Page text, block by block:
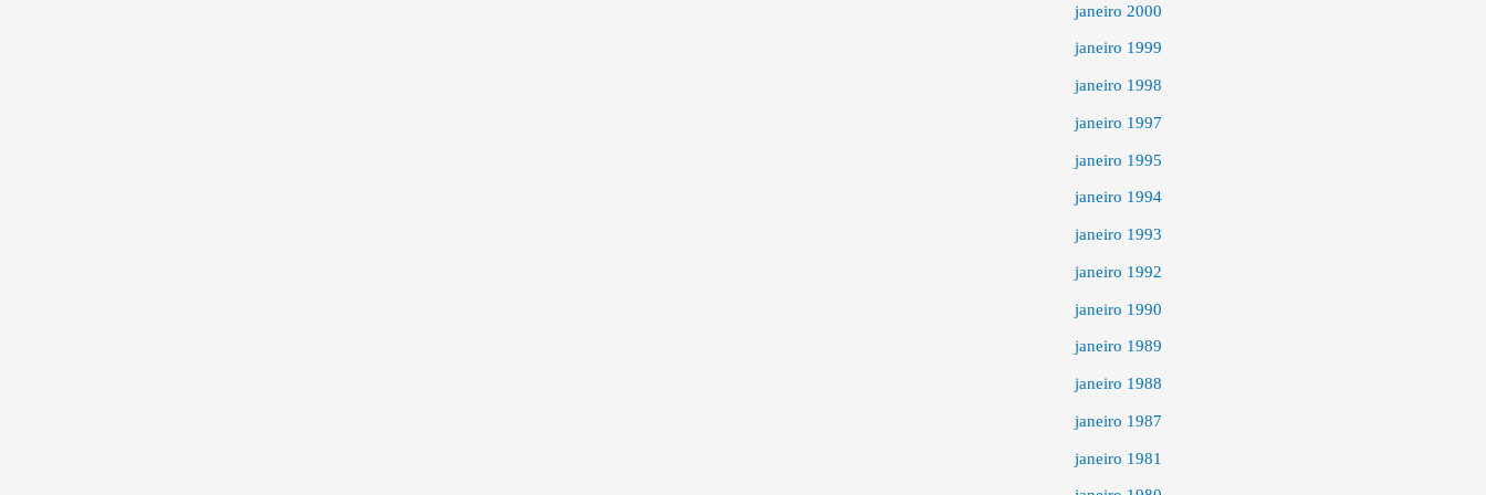
janeiro 2000
janeiro 1999
janeiro 1998
janeiro 1997
janeiro 1995
janeiro 1994
janeiro 1993
janeiro 1992
janeiro 1990
janeiro 1989
janeiro 1988
janeiro 1987
janeiro 1981